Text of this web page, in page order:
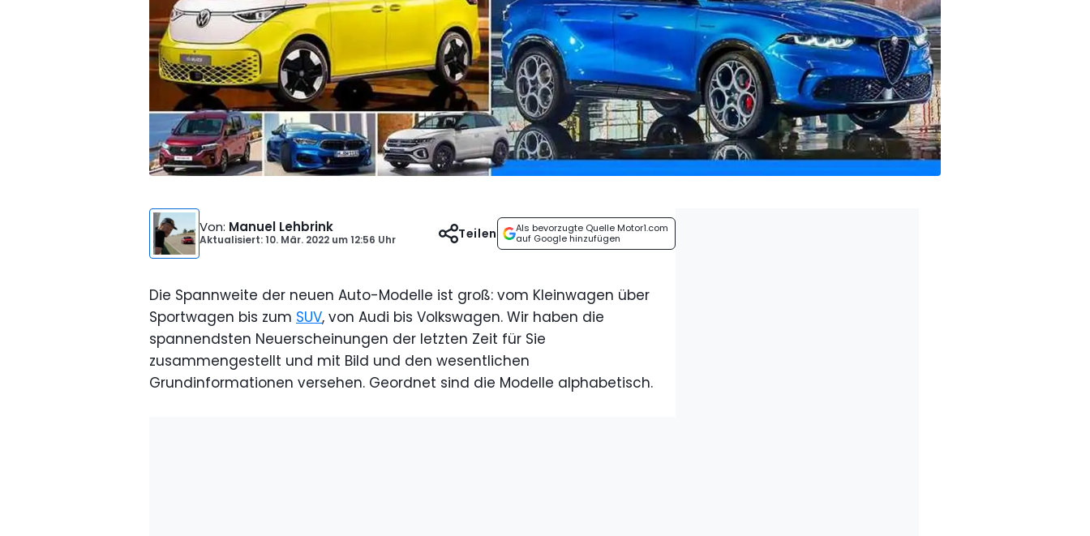
Von: Manuel Lehbrink
Aktualisiert: 10. Mär. 2022 um12:56 Uhr
Als bevorzugte Quelle Motor1.com
auf Google hinzufügen
Teilen
Die Spannweite der neuen Auto-Modelle ist groß: vom Kleinwagen über
Sportwagen bis zum SUV, von Audi bis Volkswagen. Wir haben die
spannendsten Neuerscheinungen der letzten Zeit für Sie
zusammengestellt und mit Bild und den wesentlichen
Grundinformationen versehen. Geordnet sind die Modelle alphabetisch.